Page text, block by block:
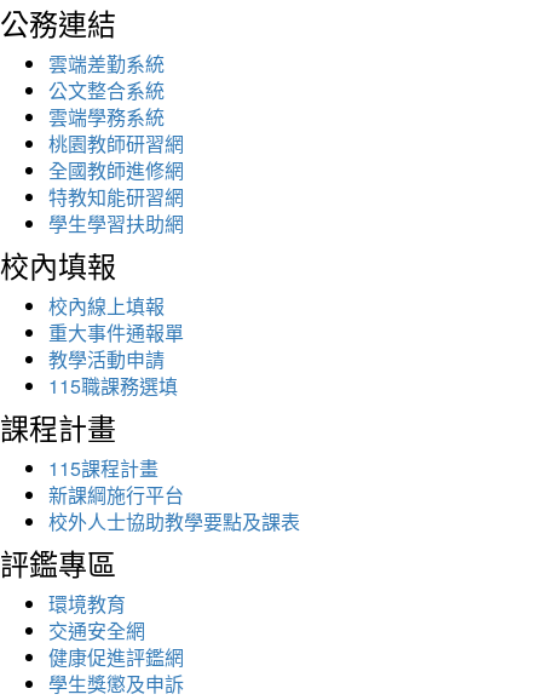
公務連結
雲端差勤系統
公文整合系統
雲端學務系統
桃園教師研習網
全國教師進修網
特教知能研習網
學生學習扶助網
校內填報
校內線上填報
重大事件通報單
教學活動申請
115職課務選填
課程計畫
115課程計畫
新課綱施行平台
校外人士協助教學要點及課表
評鑑專區
環境教育
交通安全網
健康促進評鑑網
學生獎懲及申訴